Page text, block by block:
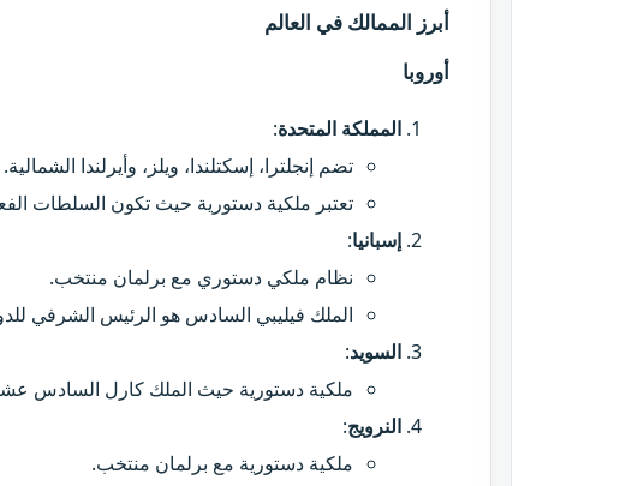
أبرز الممالك في العالم​
أوروبا​
المملكة المتحدة:
تضم إنجلترا، إسكتلندا، ويلز، وأيرلندا الشمالية.
تعتبر ملكية دستورية حيث تكون السلطات
إسبانيا:
نظام ملكي دستوري مع برلمان منتخب.
الملك فيليبي السادس هو الرئيس الشرفي
السويد:
ملكية دستورية حيث الملك كارل السادس
النرويج:
ملكية دستورية مع برلمان منتخب.